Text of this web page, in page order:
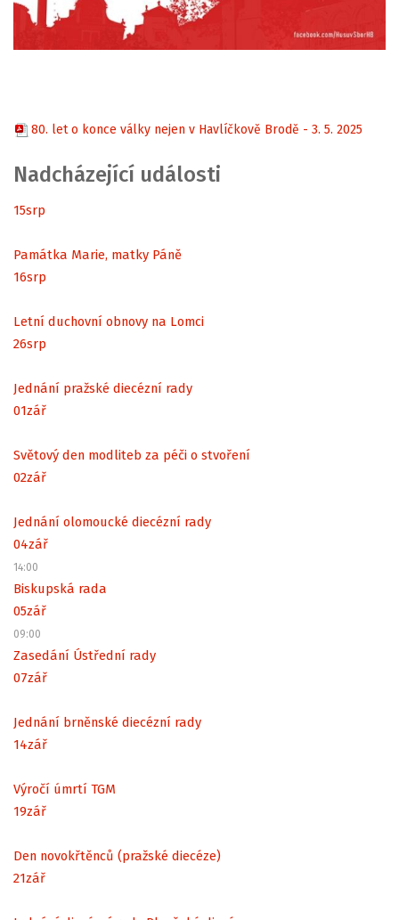
80. let o konce války nejen v Havlíčkově Brodě - 3. 5. 2025
Nadcházející události
15srp
Památka Marie, matky Páně
16srp
Letní duchovní obnovy na Lomci
26srp
Jednání pražské diecézní rady
01zář
Světový den modliteb za péči o stvoření
02zář
Jednání olomoucké diecézní rady
04zář
14:00
Biskupská rada
05zář
09:00
Zasedání Ústřední rady
07zář
Jednání brněnské diecézní rady
14zář
Výročí úmrtí TGM
19zář
Den novokřtěnců (pražské diecéze)
21zář